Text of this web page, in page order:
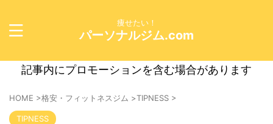
痩せたい！
パーソナルジム.com
記事内にプロモーションを含む場合があります
HOME >格安・フィットネスジム >TIPNESS >
TIPNESS